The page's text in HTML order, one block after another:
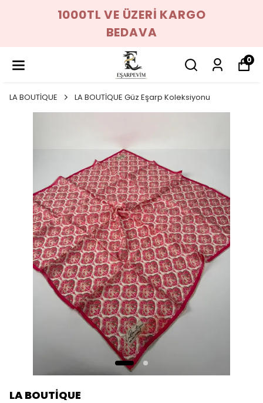
1000TL VE ÜZERİ KARGO
BEDAVA
0
LA BOUTİQUE LA BOUTİQUE Güz Eşarp Koleksiyonu
LA BOUTİQUE